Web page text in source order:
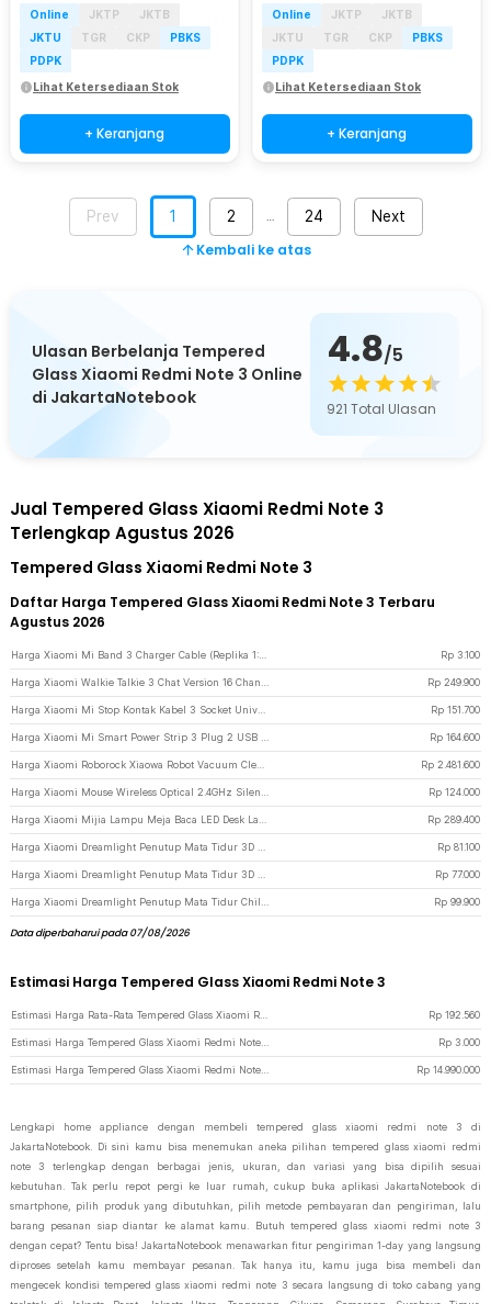
Online JKTP
JKTB
JKTU
TGR CKP
PBKS
PDPK
Lihat Ketersediaan Stok
+ Keranjang
Online JKTP
JKTB
JKTU
TGR CKP
PBKS
PDPK
Lihat Ketersediaan Stok
+ Keranjang
Prev 1 2 24 Next
Kembali ke atas
Ulasan Berbelanja Tempered
Glass Xiaomi Redmi Note 3 Online
di JakartaNotebook
4.8/5
921 Total Ulasan
Jual Tempered Glass Xiaomi Redmi Note 3
Terlengkap Agustus 2026
Tempered Glass Xiaomi Redmi Note 3
Daftar Harga Tempered Glass Xiaomi Redmi Note 3 Terbaru
Agustus 2026
Rp 3.100
Rp 249.900
Rp 151.700
Rp 164.600
Rp 2.481.600
Rp 124.000
Rp 289.400
Rp 81.100
Rp 77.000
Rp 99.900
Data diperbaharui pada 07/08/2026
Estimasi Harga Tempered Glass Xiaomi Redmi Note 3
Rp 192.560
Rp 3.000
Rp 14.990.000
Lengkapi home appliance dengan membeli tempered glass xiaomi redmi note 3 di
JakartaNotebook. Di sini kamu bisa menemukan aneka pilihan tempered glass xiaomi redmi
note 3 terlengkap dengan berbagai jenis, ukuran, dan variasi yang bisa dipilih sesuai
kebutuhan. Tak perlu repot pergi ke luar rumah, cukup buka aplikasi JakartaNotebook di
smartphone, pilih produk yang dibutuhkan, pilih metode pembayaran dan pengiriman, lalu
barang pesanan siap diantar ke alamat kamu. Butuh tempered glass xiaomi redmi note 3
dengan cepat? Tentu bisa! JakartaNotebook menawarkan fitur pengiriman 1-day yang langsung
diproses setelah kamu membayar pesanan. Tak hanya itu, kamu juga bisa membeli dan
mengecek kondisi tempered glass xiaomi redmi note 3 secara langsung di toko cabang yang